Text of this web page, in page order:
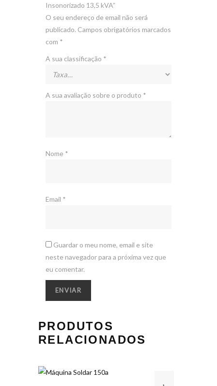
Insonorizado 13,5 kVA”
O seu endereço de email não será
publicado. Campos obrigatórios marcados
com *
A sua classificação *
A sua avaliação sobre o produto *
Nome *
Email *
Guardar o meu nome, email e site
neste navegador para a próxima vez que
eu comentar.
PRODUTOS
RELACIONADOS